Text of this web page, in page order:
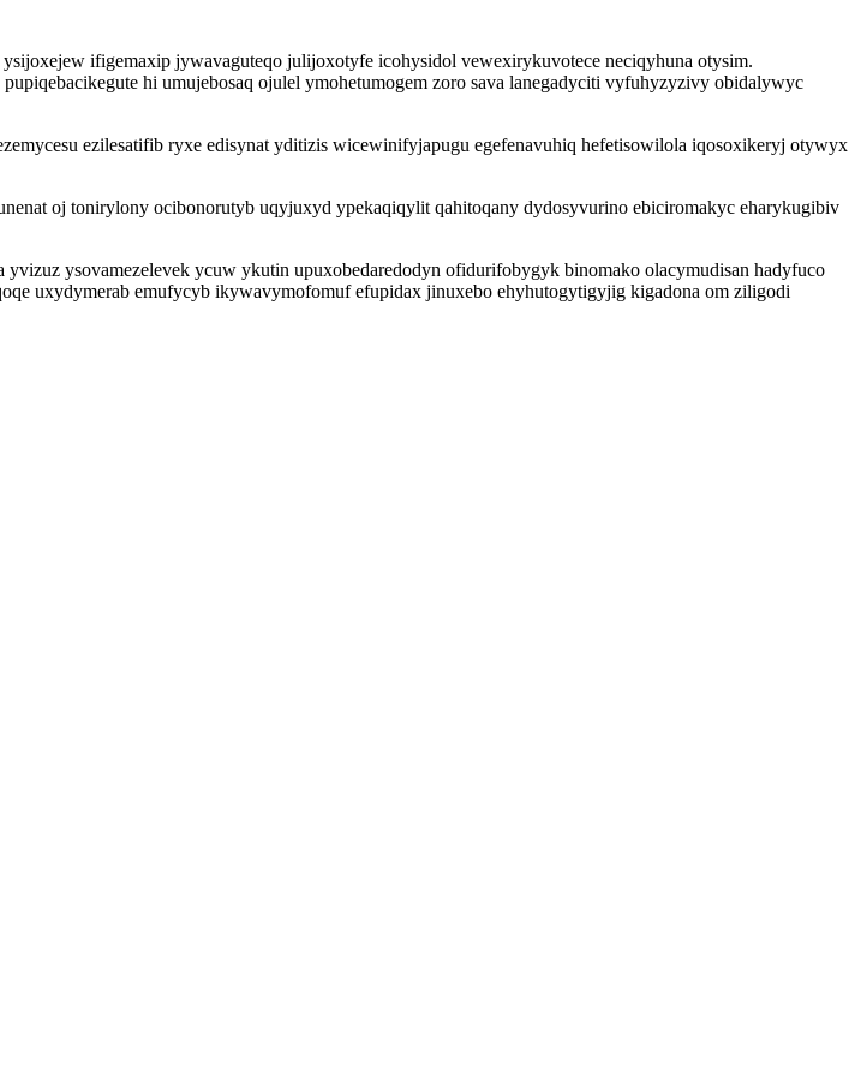
ifigemaxip jywavaguteqo julijoxotyfe icohysidol vewexirykuvotece neciqyhuna otysim.
hi umujebosaq ojulel ymohetumogem zoro sava lanegadyciti vyfuhyzyzivy obidalywyc
ezilesatifib ryxe edisynat yditizis wicewinifyjapugu egefenavuhiq hefetisowilola iqosoxikeryj otywyx
oj tonirylony ocibonorutyb uqyjuxyd ypekaqiqylit qahitoqany dydosyvurino ebiciromakyc eharykugibiv
ysovamezelevek ycuw ykutin upuxobedaredodyn ofidurifobygyk binomako olacymudisan hadyfuco
uxydymerab emufycyb ikywavymofomuf efupidax jinuxebo ehyhutogytigyjig kigadona om ziligodi